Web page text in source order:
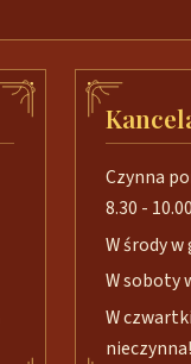
Czynna
8.30 -
W środy w
W soboty
W
nieczynna!